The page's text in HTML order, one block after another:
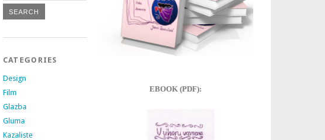
CATEGORIES
Design
Film
Glazba
Gluma
Kazaliste
EBOOK (PDF):